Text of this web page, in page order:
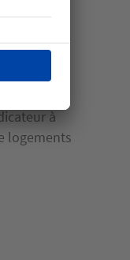
libère
et
aux
à
logements